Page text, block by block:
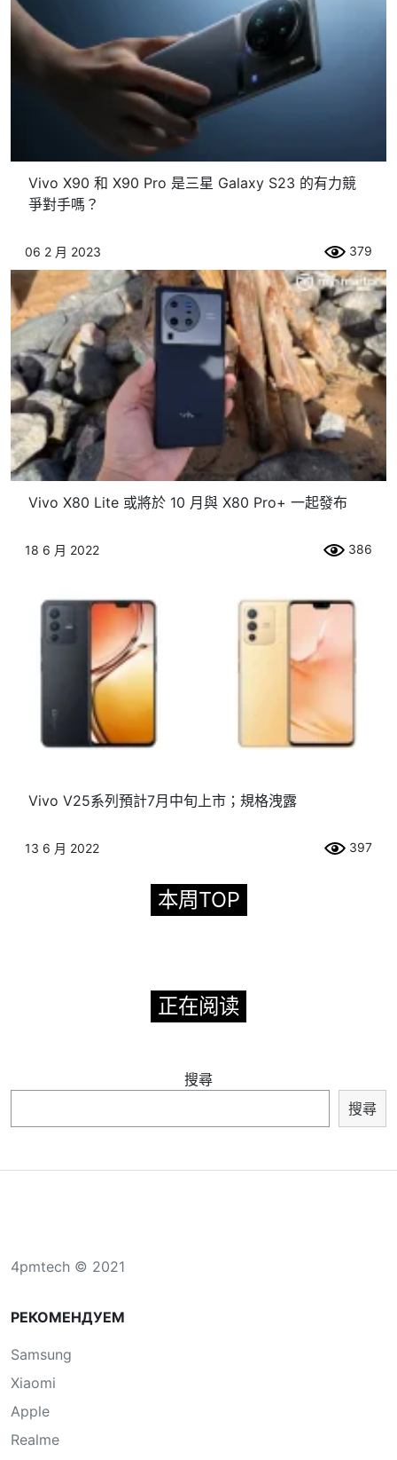
Vivo X90 和 X90 Pro 是三星 Galaxy S23 的有力競
爭對手嗎？
06 2 月 2023 379
Vivo X80 Lite 或將於 10 月與 X80 Pro+ 一起發布
18 6 月 2022 386
Vivo V25系列預計7月中旬上市；規格洩露
13 6 月 2022 397
本周TOP
正在阅读
搜尋
搜尋
4pmtech © 2021
РЕКОМЕНДУЕМ
Samsung
Xiaomi
Apple
Realme